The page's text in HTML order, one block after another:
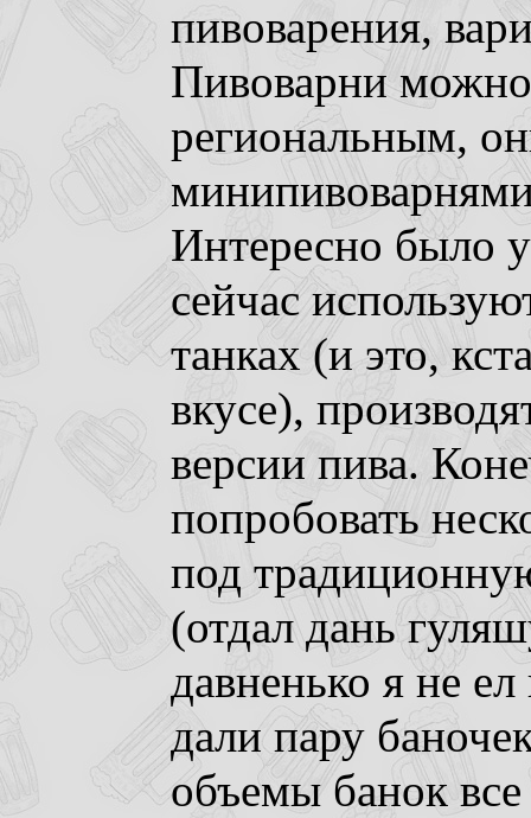
пивоварения,
Пивоварни
региональным,
Интересно было
сейчас
танках (и это,
вкусе),
версии пива.
попробовать
под
(отдал дань
давненько я не
дали пару
объемы банок